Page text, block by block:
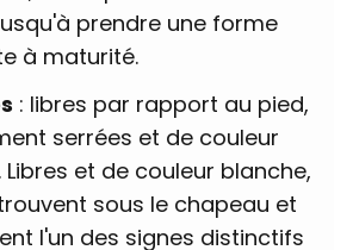
prendre une forme
à maturité.
: libres par rapport au pied,
serrées et de couleur
Libres et de couleur blanche,
sous le chapeau et
l'un des signes distinctifs